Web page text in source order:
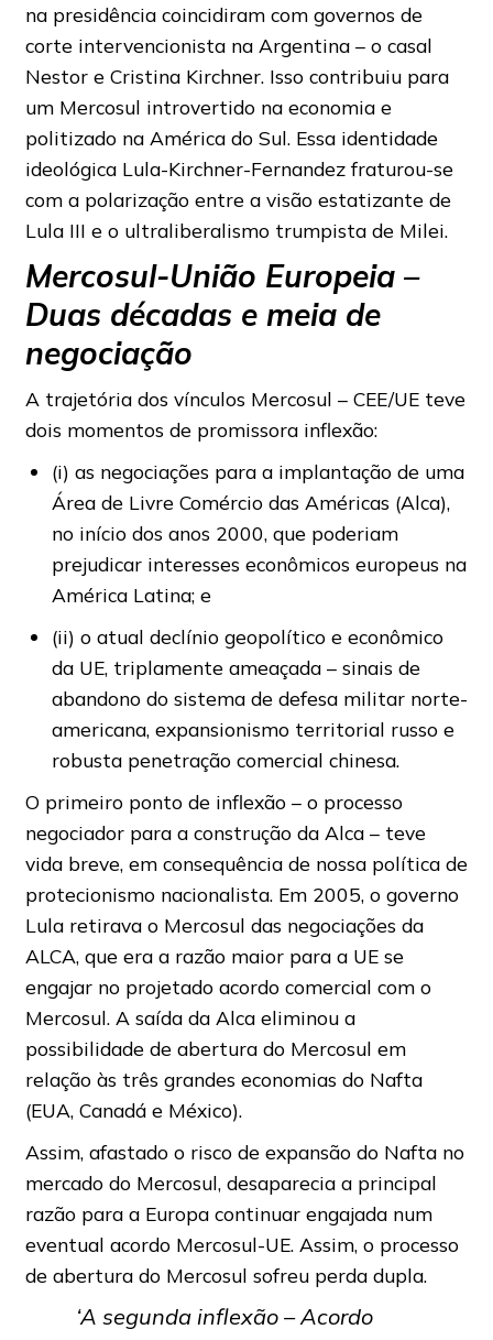
na presidência coincidiram com governos de
corte intervencionista na Argentina – o casal
Nestor e Cristina Kirchner. Isso contribuiu para
um Mercosul introvertido na economia e
politizado na América do Sul. Essa identidade
ideológica Lula-Kirchner-Fernandez fraturou-se
com a polarização entre a visão estatizante de
Lula III e o ultraliberalismo trumpista de Milei.
Mercosul-União Europeia –
Duas décadas e meia de
negociação
A trajetória dos vínculos Mercosul – CEE/UE teve
dois momentos de promissora inflexão:
(i) as negociações para a implantação de uma
Área de Livre Comércio das Américas (Alca),
no início dos anos 2000, que poderiam
prejudicar interesses econômicos europeus na
América Latina; e
(ii) o atual declínio geopolítico e econômico
da UE, triplamente ameaçada – sinais de
abandono do sistema de defesa militar norte-
americana, expansionismo territorial russo e
robusta penetração comercial chinesa.
O primeiro ponto de inflexão – o processo
negociador para a construção da Alca – teve
vida breve, em consequência de nossa política de
protecionismo nacionalista. Em 2005, o governo
Lula retirava o Mercosul das negociações da
ALCA, que era a razão maior para a UE se
engajar no projetado acordo comercial com o
Mercosul. A saída da Alca eliminou a
possibilidade de abertura do Mercosul em
relação às três grandes economias do Nafta
(EUA, Canadá e México).
Assim, afastado o risco de expansão do Nafta no
mercado do Mercosul, desaparecia a principal
razão para a Europa continuar engajada num
eventual acordo Mercosul-UE. Assim, o processo
de abertura do Mercosul sofreu perda dupla.
‘A segunda inflexão – Acordo